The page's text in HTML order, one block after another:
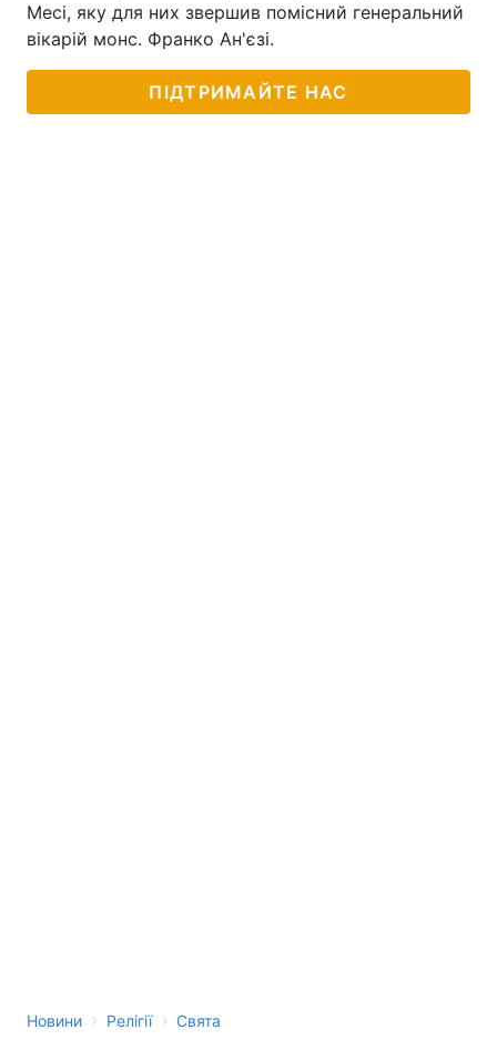
Месі, яку для них звершив помісний генеральний
вікарій монс. Франко Ан'єзі.
ПІДТРИМАЙТЕ НАС
Новини › Релігії › Свята